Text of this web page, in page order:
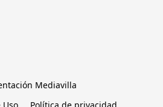
Mediavilla